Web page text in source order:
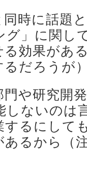
時に話題
グ」に関し
効果があ
るだろうが
や研究開
しないのは
するにして
るから（